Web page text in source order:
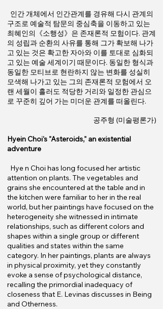
인간 개체에서 인간관계를 경유해 다시 관계의
구조로 예술적 탐문의 중심축을 이동하고 있는
최혜인의《소행성》은 존재론적 모험이다. 관계
의 성립과 순환의 사유를 통해 그가 확보해 나가
고 있는 것은 확고한 자아와 이를 토대로 심화되
고 있는 예술 세계이기 때문이다. 동일한 형식과
동일한 모티브로 현란하지 않는 변화를 성실히
모색해 나가고 있는 그의 존재론적 모험에서 오
랜 세월이 흘러도 적당한 거리와 일정한 관심으
로 꾸준히 깊어 가는 미더운 관계를 떠올린다.
공주형 (미술평론가)
Hyein Choi's "Asteroids," an existential
adventure
Hye n Choi has long focused her artistic
attention on plants. The vegetables and
grains she encountered at the table and in
the kitchen were familiar to her in the real
world, but her paintings have focused on the
heterogeneity she witnessed in intimate
relationships, such as different colors and
shapes within a single group or different
qualities and states within the same
category. In her paintings, plants are always
in physical proximity, yet they constantly
evoke a sense of psychological distance,
recalling the primordial inadequacy of
closeness that E. Levinas discusses in Being
and Otherness.